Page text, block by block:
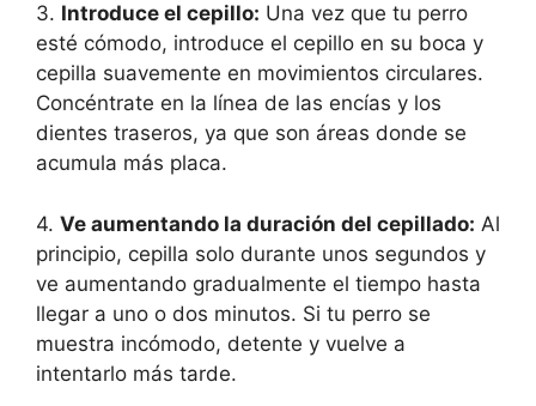
3. Introduce el cepillo: Una vez que tu perro
esté cómodo, introduce el cepillo en su boca y
cepilla suavemente en movimientos circulares.
Concéntrate en la línea de las encías y los
dientes traseros, ya que son áreas donde se
acumula más placa.
4. Ve aumentando la duración del cepillado: Al
principio, cepilla solo durante unos segundos y
ve aumentando gradualmente el tiempo hasta
llegar a uno o dos minutos. Si tu perro se
muestra incómodo, detente y vuelve a
intentarlo más tarde.